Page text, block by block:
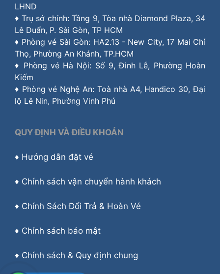
LHND
♦ Trụ sở chính: Tầng 9, Tòa nhà Diamond Plaza, 34
Lê Duẩn, P. Sài Gòn, TP HCM
♦ Phòng vé Sài Gòn: HA2.13 - New City, 17 Mai Chí
Thọ, Phường An Khánh, TP.HCM
♦ Phòng vé Hà Nội: Số 9, Đinh Lễ, Phường Hoàn
Kiếm
♦ Phòng vé Nghệ An: Toà nhà A4, Handico 30, Đại
lộ Lê Nin, Phường Vinh Phú
QUY ĐỊNH VÀ ĐIỀU KHOẢN
♦ Hướng dẫn đặt vé
♦ Chính sách vận chuyển hành khách
♦ Chính Sách Đổi Trả & Hoàn Vé
♦ Chính sách bảo mật
♦ Chính sách & Quy định chung